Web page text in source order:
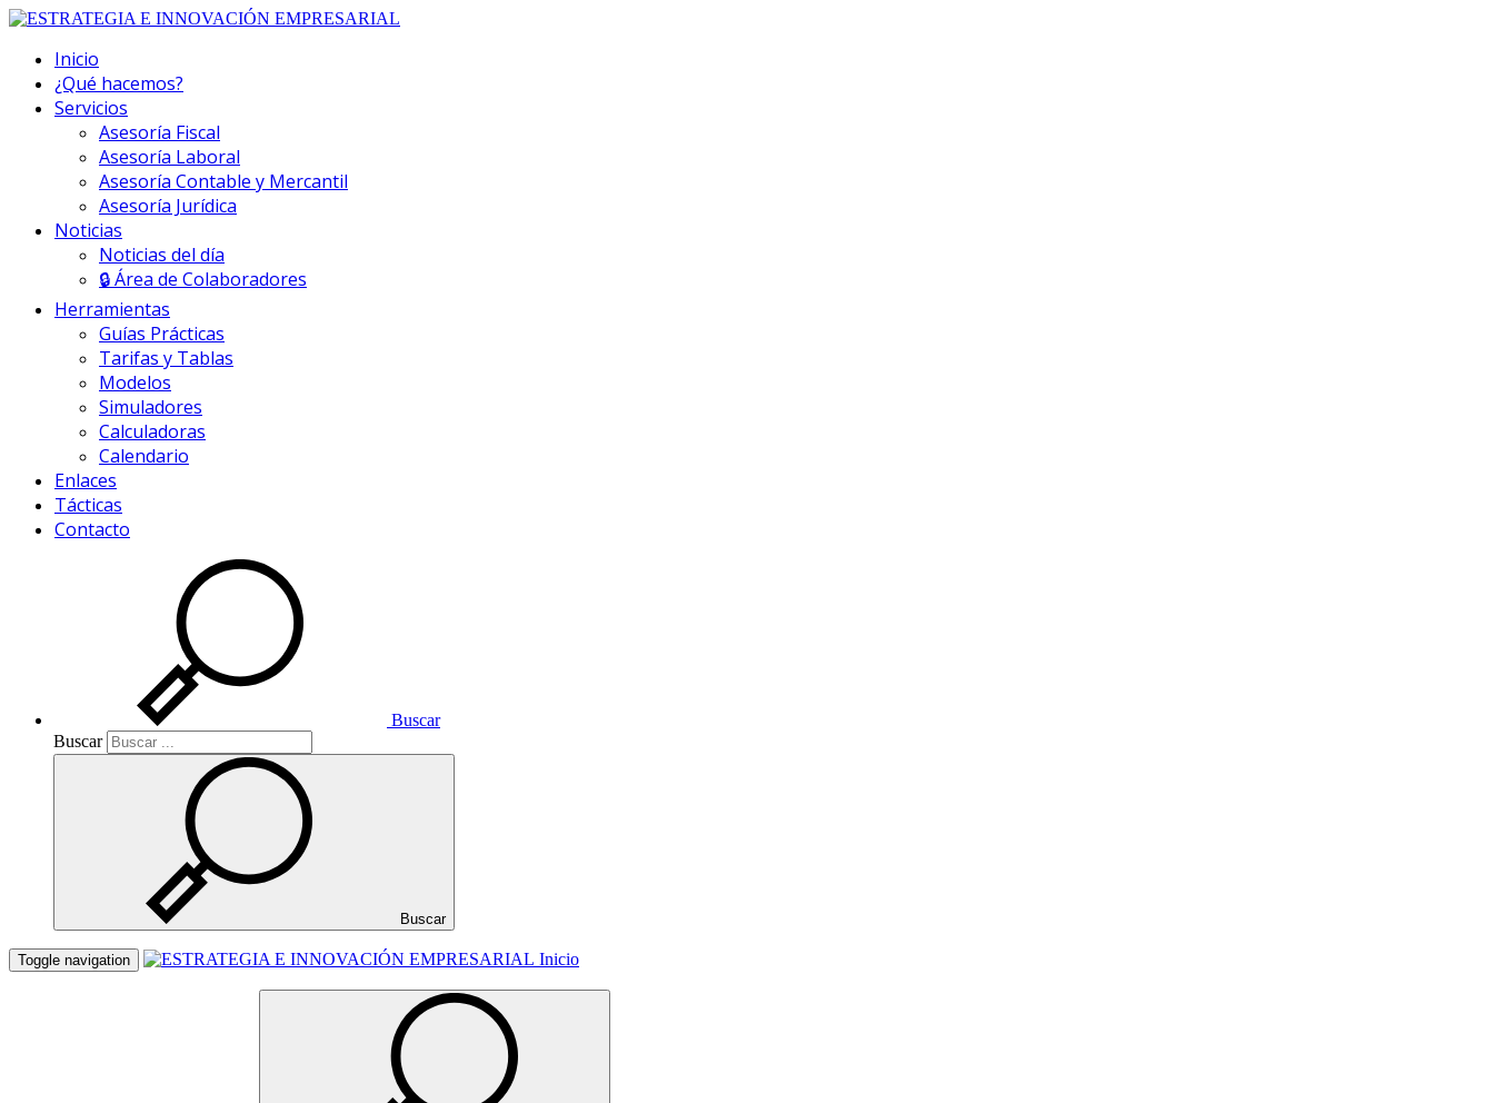
Inicio
¿Qué hacemos?
Servicios
Asesoría Fiscal
Asesoría Laboral
Asesoría Contable y Mercantil
Asesoría Jurídica
Noticias
Noticias del día
🔒 Área de Colaboradores
Herramientas
Guías Prácticas
Tarifas y Tablas
Modelos
Simuladores
Calculadoras
Calendario
Enlaces
Tácticas
Contacto
Buscar
Buscar
Buscar
Toggle navigation Inicio